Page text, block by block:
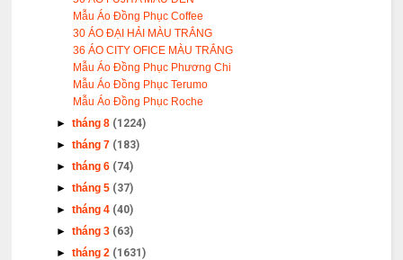
Mẫu Áo Đồng Phục Coffee
30 ÁO ĐẠI HẢI MÀU TRẮNG
36 ÁO CITY OFICE MÀU TRẮNG
Mẫu Áo Đồng Phục Phương Chi
Mẫu Áo Đồng Phục Terumo
Mẫu Áo Đồng Phục Roche
►tháng 8 (1224)
►tháng 7 (183)
►tháng 6 (74)
►tháng 5 (37)
►tháng 4 (40)
►tháng 3 (63)
►tháng 2 (1631)